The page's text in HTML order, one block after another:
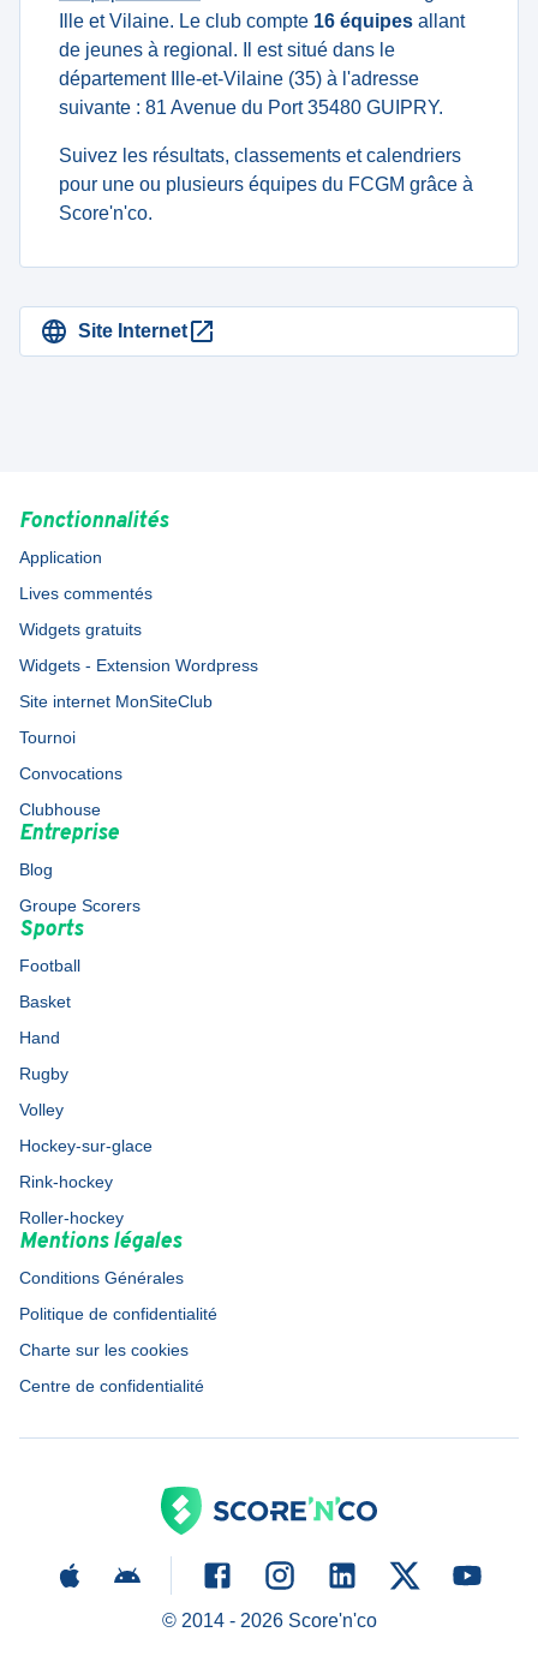
Ille et Vilaine. Le club compte 16 équipes allant
de jeunes à regional. Il est situé dans le
département Ille-et-Vilaine (35) à l'adresse
suivante : 81 Avenue du Port 35480 GUIPRY.
Suivez les résultats, classements et calendriers
pour une ou plusieurs équipes du FCGM grâce à
Score'n'co.
Site Internet
Fonctionnalités
Application
Lives commentés
Widgets gratuits
Widgets - Extension Wordpress
Site internet MonSiteClub
Tournoi
Convocations
Clubhouse
Entreprise
Blog
Groupe Scorers
Sports
Football
Basket
Hand
Rugby
Volley
Hockey-sur-glace
Rink-hockey
Roller-hockey
Mentions légales
Conditions Générales
Politique de confidentialité
Charte sur les cookies
Centre de confidentialité
© 2014 - 2026Score'n'co